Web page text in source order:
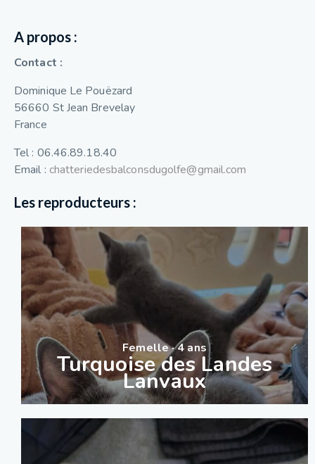
A propos :
Contact :
Dominique Le Pouëzard
56660 St Jean Brevelay
France
Tel : 06.46.89.18.40
Email : chatteriedesbalconsdugolfe@gmail.com
Les reproducteurs :
Femelle · 4 ans
Turquoise des Landes
Lanvaux